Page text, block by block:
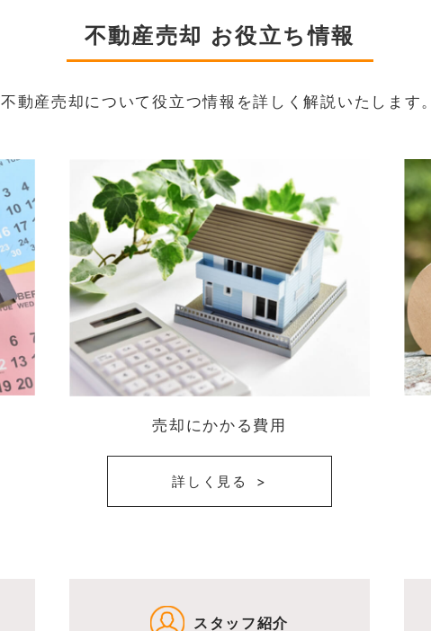
不動産売却 お役立ち情報
不動産売却について役立つ情報を詳しく解説いたします。
売却にかかる費用
詳しく見る
スタッフ紹介